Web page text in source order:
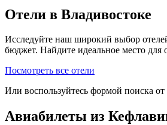
Отели в Владивостоке
Исследуйте наш широкий выбор
бюджет. Найдите идеальное место для
Посмотреть все отели
Или воспользуйтесь формой поиска
Авиабилеты из